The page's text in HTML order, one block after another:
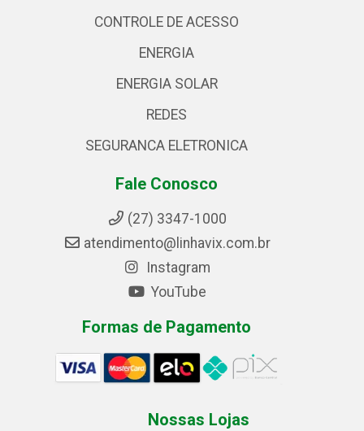
CONTROLE DE ACESSO
ENERGIA
ENERGIA SOLAR
REDES
SEGURANCA ELETRONICA
Fale Conosco
(27) 3347-1000
atendimento@linhavix.com.br
Instagram
YouTube
Formas de Pagamento
Nossas Lojas